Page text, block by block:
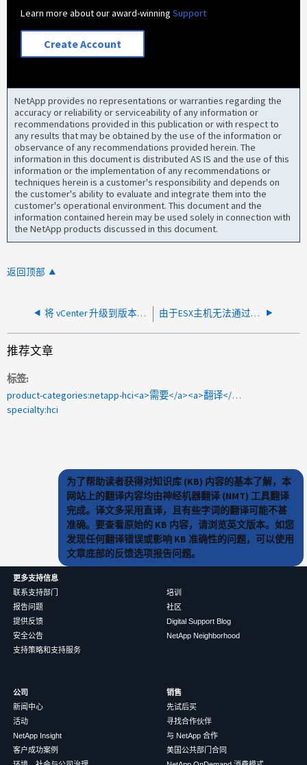
Learn more about our award-winningSupport
Create Account
NetApp provides no representations or warranties regarding the
accuracy or reliability or serviceability of any information or
recommendations provided in this publication or with respect to
any results that may be obtained by the use of the information or
observance of any recommendations provided herein. The
information in this document is distributed AS IS and the use of this
information or the implementation of any recommendations or
techniques herein is a customer's responsibility and depends on
the customer's ability to evaluate and integrate them into the
customer's operational environment. This document and the
information contained herein may be used solely in connection with
the NetApp products discussed in this document.
返回顶部
将 vCenter 升级到版本 7.0 U3 后， vCenter 插件部署失败 由于ESX主机无法通过vMotion网络进行连接、VMotion失败
推荐文章
标签
product-categories:netapp-hci<a>需要</a><a>翻译</a><a>的2009 117106 </a>
specialty:hci
为了帮助读者获得对知识库 (KB) 内容的基本了解，本
网站上的翻译内容均由神经机器翻译 (NMT) 工具翻译
完成。译文多采用直译，且有些字词的翻译可能不甚
准确。要查看原始的 KB 内容，请浏览英文版本。如您
发现任何翻译错误或影响 KB 准确性的问题，可以使用
文章底部的反馈选项报告问题。
更多支持信息
联系支持部门
报告问题
提供反馈
安全公告
支持策略和支持服务
培训
社区
Digital Support Blog
NetApp Neighborhood
公司
新闻中心
活动
NetApp Insight
客户成功案例
销售
先试后买
寻找合作伙伴
与 NetApp 合作
美国公共部门合同